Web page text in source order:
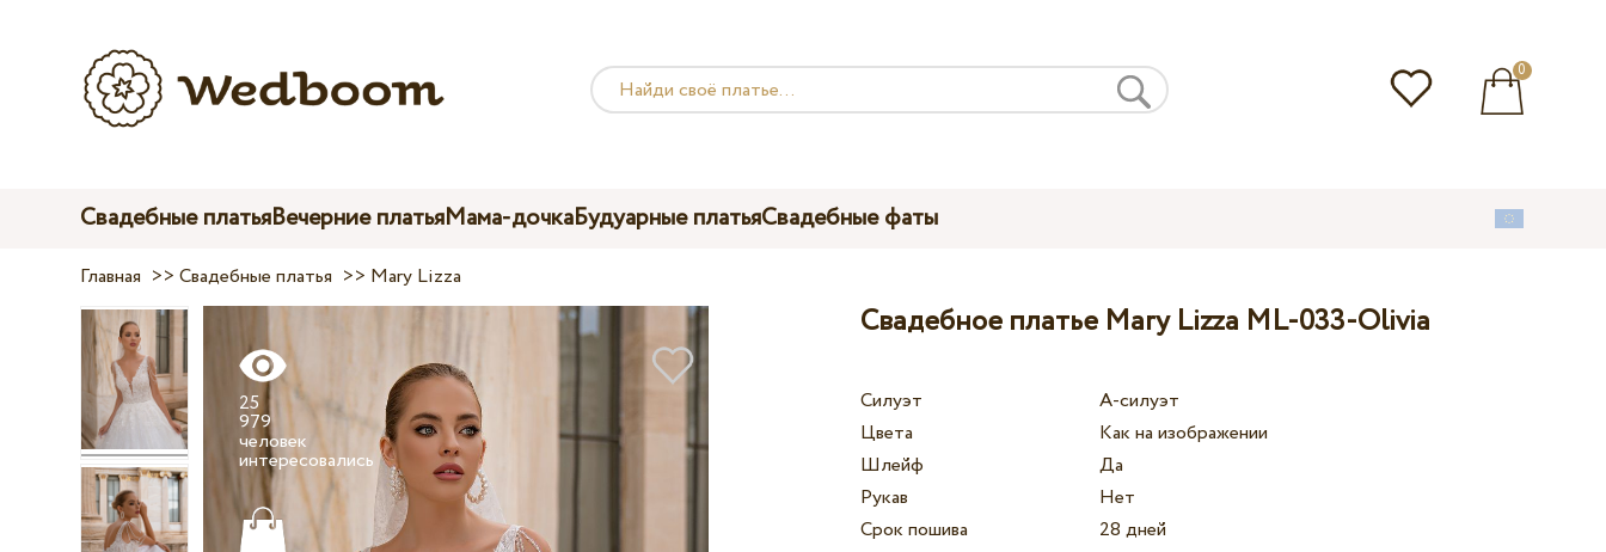
0
Свадебные платьяВечерние платьяМама-дочкаБудуарные платьяСвадебные фаты
Главная >>Свадебные платья >> Mary Lizza
25
979
человек
Свадебное платье Mary Lizza ML-033-Olivia
Силуэт
А-силуэт
Цвета
Как на изображении
Шлейф
Да
Рукав
Нет
Срок пошива
28 дней